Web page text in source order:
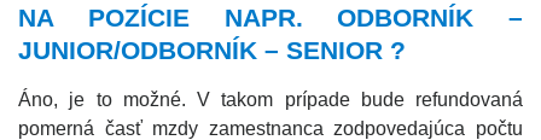
NA POZÍCIE NAPR. ODBORNÍK –
JUNIOR/ODBORNÍK – SENIOR ?
Áno, je to možné. V takom prípade bude refundovaná
pomerná časť mzdy zamestnanca zodpovedajúca počtu